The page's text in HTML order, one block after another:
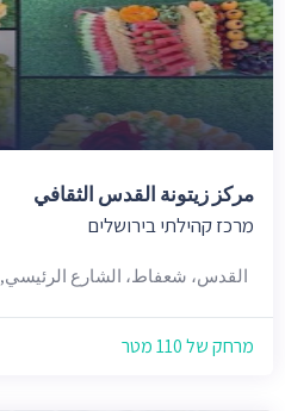
مركز زيتونة القدس الثقافي
מרכז קהילתי בירושלים
القدس، شعفاط، الشارع الرئيسي, Jerusalem
מרחק של 110 מטר